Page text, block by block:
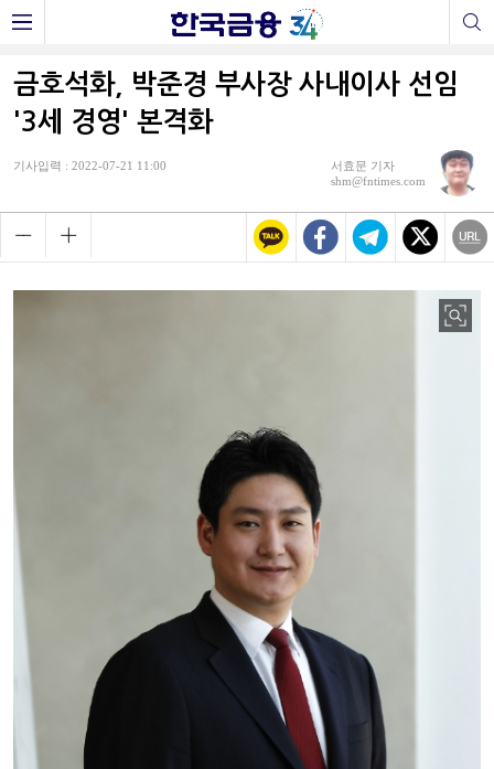
금호석화, 박준경 부사장 사내이사 선임
'3세 경영' 본격화
기사입력 : 2022-07-21 11:00
서효문 기자
shm@fntimes.com